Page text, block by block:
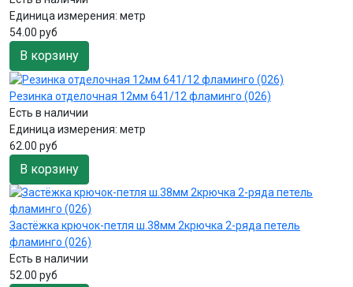
Единица измерения: метр
54.00 руб
В корзину
Резинка отделочная 12мм 641/12 фламинго (026)
Есть в наличии
Единица измерения: метр
62.00 руб
В корзину
Застёжка крючок-петля ш.38мм 2крючка 2-ряда петель
фламинго (026)
Есть в наличии
52.00 руб